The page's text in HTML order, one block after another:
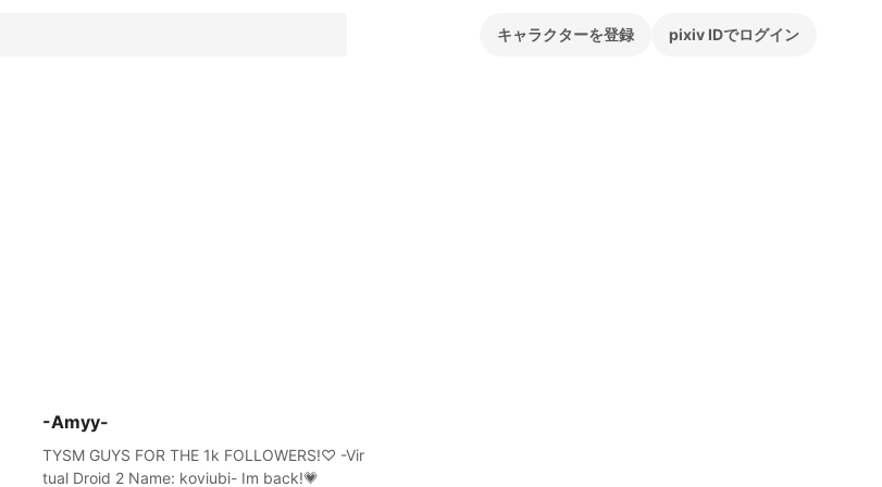
キャラクターを登録 pixiv IDでログイン
-Amyy-
TYSM GUYS FOR THE 1k FOLLOWERS!♡ -Vir
tual Droid 2 Name: koviubi- Im back!💗